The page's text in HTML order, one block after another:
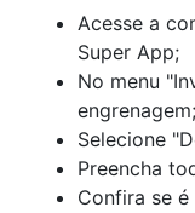
Acesse a
Super App;
No menu
engrenagem;
Selecione
Preencha
Confira se